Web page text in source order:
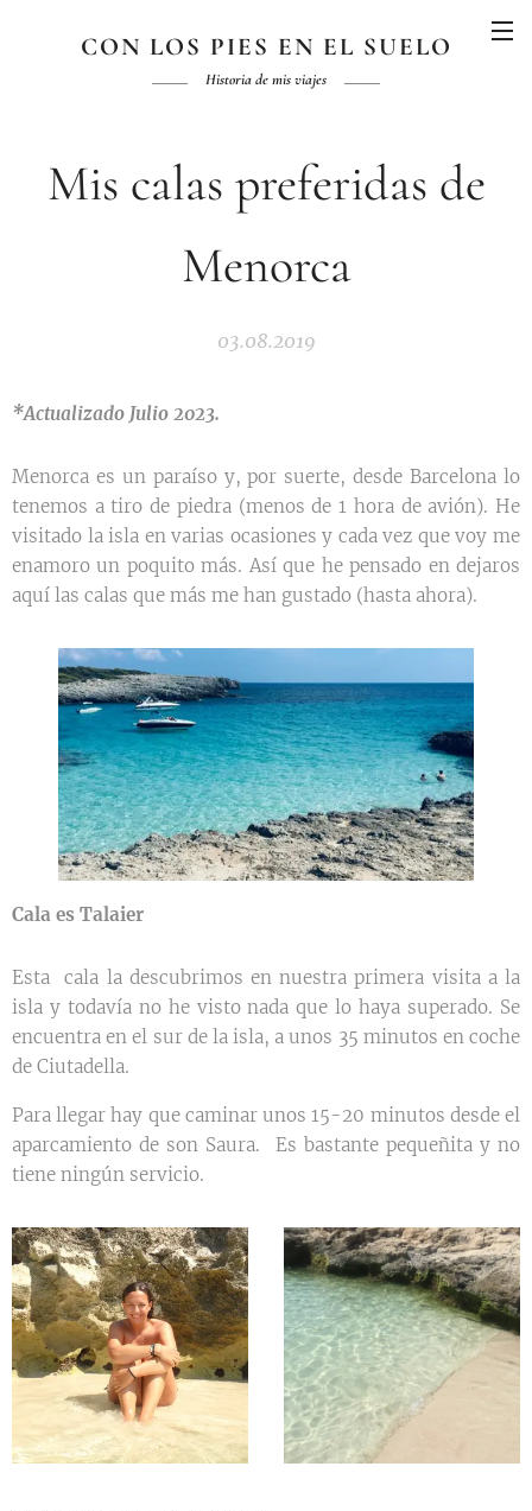
CON LOS PIES EN EL SUELO
Historia de mis viajes
Mis calas preferidas de
Menorca
03.08.2019
*Actualizado Julio 2023.
Menorca es un paraíso y, por suerte, desde Barcelona lo
tenemos a tiro de piedra (menos de 1 hora de avión). He
visitado la isla en varias ocasiones y cada vez que voy me
enamoro un poquito más. Así que he pensado en dejaros
aquí las calas que más me han gustado (hasta ahora).
Cala es Talaier
Esta cala la descubrimos en nuestra primera visita a la
isla y todavía no he visto nada que lo haya superado. Se
encuentra en el sur de la isla, a unos 35 minutos en coche
de Ciutadella.
Para llegar hay que caminar unos 15-20 minutos desde el
aparcamiento de son Saura. Es bastante pequeñita y no
tiene ningún servicio.